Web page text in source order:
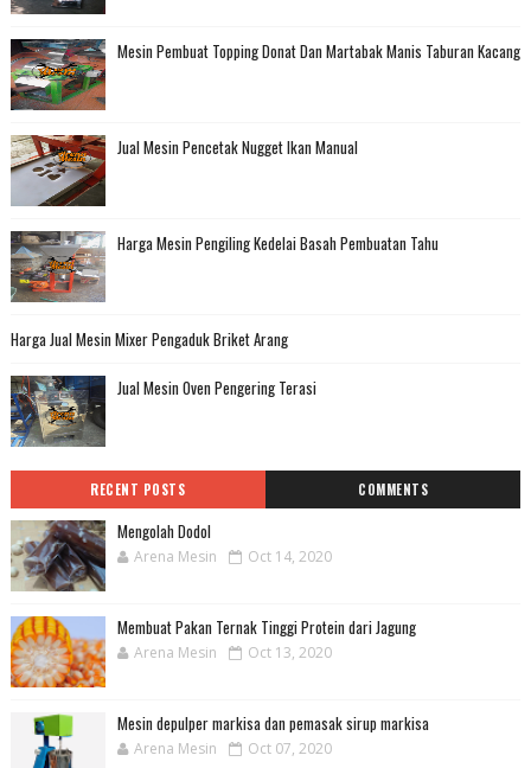
Mesin Pembuat Topping Donat Dan Martabak Manis Taburan Kacang
Jual Mesin Pencetak Nugget Ikan Manual
Harga Mesin Pengiling Kedelai Basah Pembuatan Tahu
Harga Jual Mesin Mixer Pengaduk Briket Arang
Jual Mesin Oven Pengering Terasi
RECENT POSTS COMMENTS
Mengolah Dodol
Arena Mesin Oct 14, 2020
Membuat Pakan Ternak Tinggi Protein dari Jagung
Arena Mesin Oct 13, 2020
Mesin depulper markisa dan pemasak sirup markisa
Arena Mesin Oct 07, 2020